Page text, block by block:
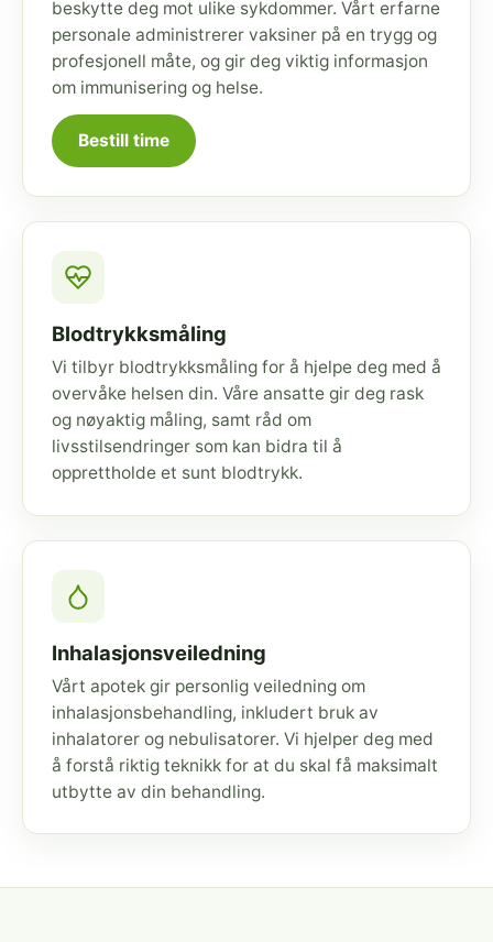
beskytte deg mot ulike sykdommer. Vårt erfarne
personale administrerer vaksiner på en trygg og
profesjonell måte, og gir deg viktig informasjon
om immunisering og helse.
Bestill time
Blodtrykksmåling
Vi tilbyr blodtrykksmåling for å hjelpe deg med å
overvåke helsen din. Våre ansatte gir deg rask
og nøyaktig måling, samt råd om
livsstilsendringer som kan bidra til å
opprettholde et sunt blodtrykk.
Inhalasjonsveiledning
Vårt apotek gir personlig veiledning om
inhalasjonsbehandling, inkludert bruk av
inhalatorer og nebulisatorer. Vi hjelper deg med
å forstå riktig teknikk for at du skal få maksimalt
utbytte av din behandling.